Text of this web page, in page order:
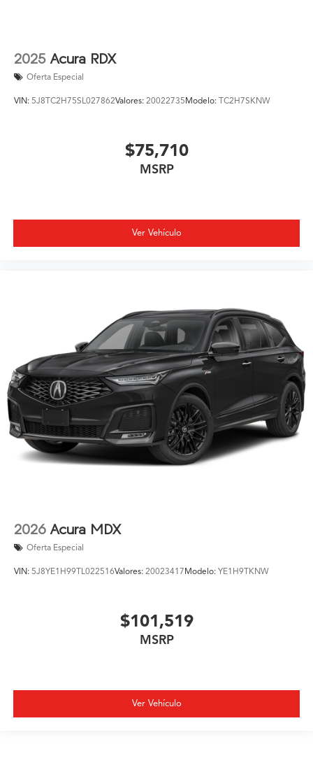
2025 Acura RDX
Oferta Especial
VIN: 5J8TC2H75SL027862Valores: 20022735Modelo: TC2H7SKNW
$75,710
MSRP
Ver Vehículo
2026 Acura MDX
Oferta Especial
VIN: 5J8YE1H99TL022516Valores: 20023417Modelo: YE1H9TKNW
$101,519
MSRP
Ver Vehículo